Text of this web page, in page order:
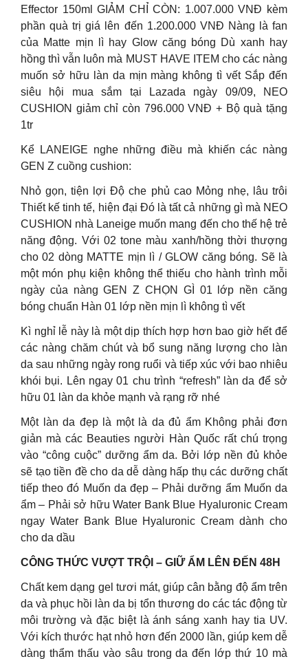
Effector 150ml GIẢM CHỈ CÒN: 1.007.000 VNĐ kèm
phần quà trị giá lên đến 1.200.000 VNĐ Nàng là fan
của Matte mịn lì hay Glow căng bóng Dù xanh hay
hồng thì vẫn luôn mà MUST HAVE ITEM cho các nàng
muốn sở hữu làn da mịn màng không tì vết Sắp đến
siêu hội mua sắm tại Lazada ngày 09/09, NEO
CUSHION giảm chỉ còn 796.000 VNĐ + Bộ quà tặng
1tr
Kể LANEIGE nghe những điều mà khiến các nàng
GEN Z cuồng cushion:
Nhỏ gọn, tiện lợi Độ che phủ cao Mỏng nhẹ, lâu trôi
Thiết kế tinh tế, hiện đại Đó là tất cả những gì mà NEO
CUSHION nhà Laneige muốn mang đến cho thế hệ trẻ
năng động. Với 02 tone màu xanh/hồng thời thượng
cho 02 dòng MATTE mịn lì / GLOW căng bóng. Sẽ là
một món phụ kiện không thể thiếu cho hành trình mỗi
ngày của nàng GEN Z CHỌN GÌ 01 lớp nền căng
bóng chuẩn Hàn 01 lớp nền mịn lì không tì vết
Kì nghỉ lễ này là một dịp thích hợp hơn bao giờ hết để
các nàng chăm chút và bổ sung năng lượng cho làn
da sau những ngày rong ruổi và tiếp xúc với bao nhiêu
khói bụi. Lên ngay 01 chu trình “refresh” làn da để sở
hữu 01 làn da khỏe mạnh và rạng rỡ nhé
Một làn da đẹp là một là da đủ ẩm Không phải đơn
giản mà các Beauties người Hàn Quốc rất chú trọng
vào “công cuộc” dưỡng ẩm da. Bởi lớp nền đủ khỏe
sẽ tạo tiền đề cho da dễ dàng hấp thụ các dưỡng chất
tiếp theo đó Muốn da đẹp – Phải dưỡng ẩm Muốn da
ẩm – Phải sở hữu Water Bank Blue Hyaluronic Cream
ngay Water Bank Blue Hyaluronic Cream dành cho
cho da dầu
CÔNG THỨC VƯỢT TRỘI – GIỮ ẨM LÊN ĐẾN 48H
Chất kem dạng gel tươi mát, giúp cân bằng độ ẩm trên
da và phục hồi làn da bị tổn thương do các tác động từ
môi trường và đặc biệt là ánh sáng xanh hay tia UV.
Với kích thước hạt nhỏ hơn đến 2000 lần, giúp kem dễ
dàng thẩm thấu vào sâu trong da đến lớp thứ 10 mà